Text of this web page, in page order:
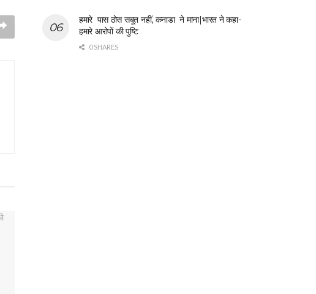
हमारे पास ठोस सबूत नहीं, कनाडा ने माना|भारत ने कहा-
हमारे आरोपों की पुष्टि
0 SHARES